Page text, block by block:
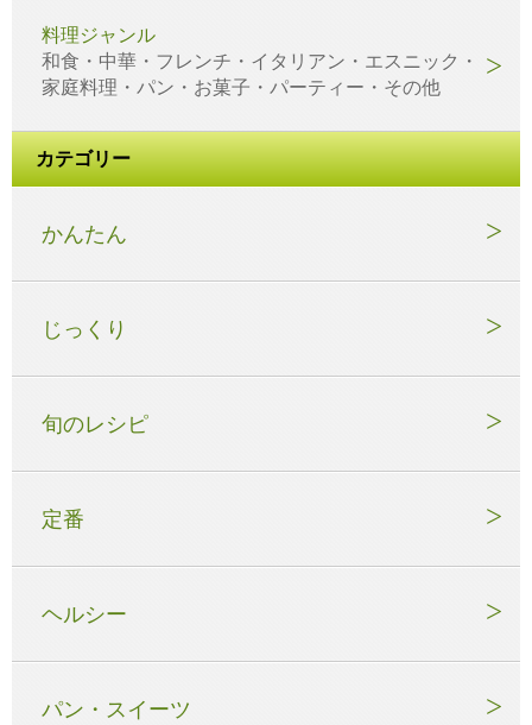
料理ジャンル
和食・中華・フレンチ・イタリアン・エスニック・
家庭料理・パン・お菓子・パーティー・その他
カテゴリー
かんたん
じっくり
旬のレシピ
定番
ヘルシー
パン・スイーツ